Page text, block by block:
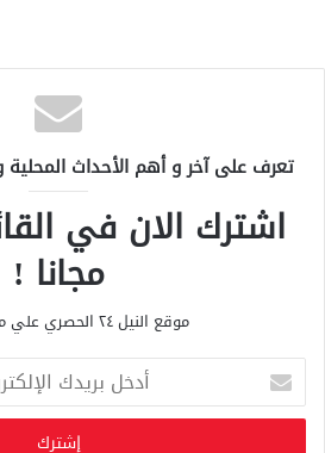
تعرف على آخر و أهم الأحداث
اشترك الان في
مجانا !
موقع النيل ٢٤ الحصري علي مدار الساعة
خ